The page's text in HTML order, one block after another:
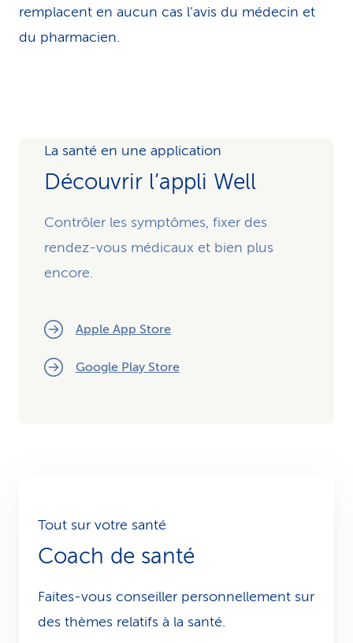
remplacent en aucun cas l’avis du médecin et
du pharmacien.
La santé en une application
Découvrir l’appli Well
Contrôler les symptômes, fixer des
rendez-vous médicaux et bien plus
encore.
Apple App Store
Google Play Store
Tout sur votre santé
Coach de santé
Faites-vous conseiller personnellement sur
des thèmes relatifs à la santé.